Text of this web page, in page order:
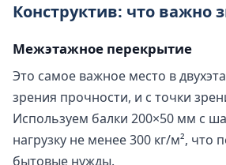
Конструктив: что важно
Межэтажное перекрытие
Это самое важное место в
зрения прочности, и с точки
Используем балки 200×50 мм с
нагрузку не менее 300 кг/м², что
бытовые нужды.